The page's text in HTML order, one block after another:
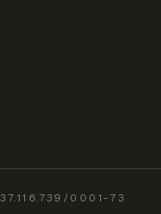
37.116.739/0001-73